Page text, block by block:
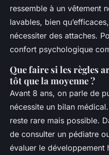
ressemble à un vêtement
lavables, bien
nécessiter des attaches.
confort psychologique
Que faire si les règles
tôt que la moyenne ?
Avant 8 ans, on parle de
nécessite un bilan
reste rare mais possible.
de consulter un pédiatre
évaluer le développement